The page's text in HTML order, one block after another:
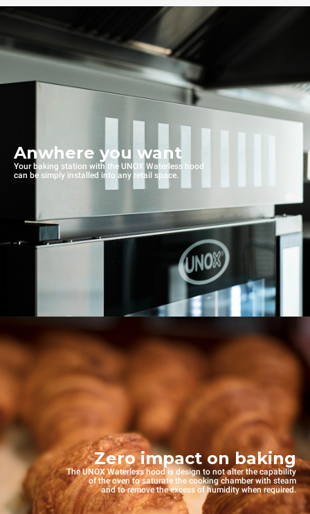
Anwhere you want
Your baking station with the UNOX Waterless hood
can be simply installed into any retail space.
Zero impact on baking
The UNOX Waterless hood is design to not alter the capability
of the oven to saturate the cooking chamber with steam
and to remove the excess of humidity when required.